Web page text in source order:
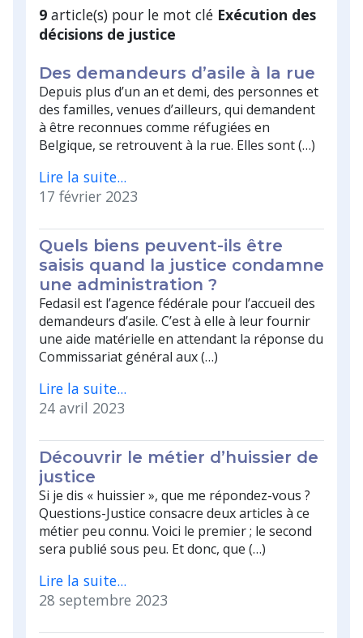
9 article(s) pour le mot clé Exécution des
décisions de justice
Des demandeurs d’asile à la rue
Depuis plus d’un an et demi, des personnes et
des familles, venues d’ailleurs, qui demandent
à être reconnues comme réfugiées en
Belgique, se retrouvent à la rue. Elles sont (…)
Lire la suite...
17 février 2023
Quels biens peuvent-ils être
saisis quand la justice condamne
une administration ?
Fedasil est l’agence fédérale pour l’accueil des
demandeurs d’asile. C’est à elle à leur fournir
une aide matérielle en attendant la réponse du
Commissariat général aux (…)
Lire la suite...
24 avril 2023
Découvrir le métier d’huissier de
justice
Si je dis « huissier », que me répondez-vous ?
Questions-Justice consacre deux articles à ce
métier peu connu. Voici le premier ; le second
sera publié sous peu. Et donc, que (…)
Lire la suite...
28 septembre 2023